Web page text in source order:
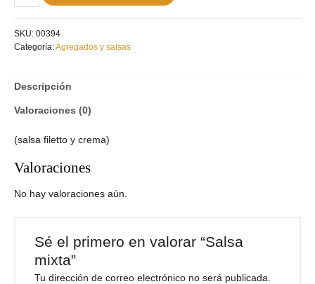
SKU: 00394
Categoría:Agregados y salsas
Descripción
Valoraciones (0)
(salsa filetto y crema)
Valoraciones
No hay valoraciones aún.
Sé el primero en valorar “Salsa
mixta”
Tu dirección de correo electrónico no será publicada.